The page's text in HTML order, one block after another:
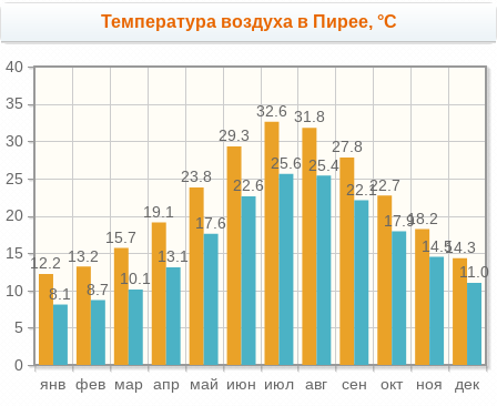
Температура воздуха в Пирее, °C
янв фев мар апр май июн июл авг сен окт ноя дек
0
5
10
15
20
25
30
35
40
14.3
18.2
22.7
27.8
31.8
32.6
29.3
23.8
19.1
15.7
13.2
12.2
11.0
14.5
17.9
22.1
25.4
25.6
22.6
17.6
13.1
10.1
8.7
8.1